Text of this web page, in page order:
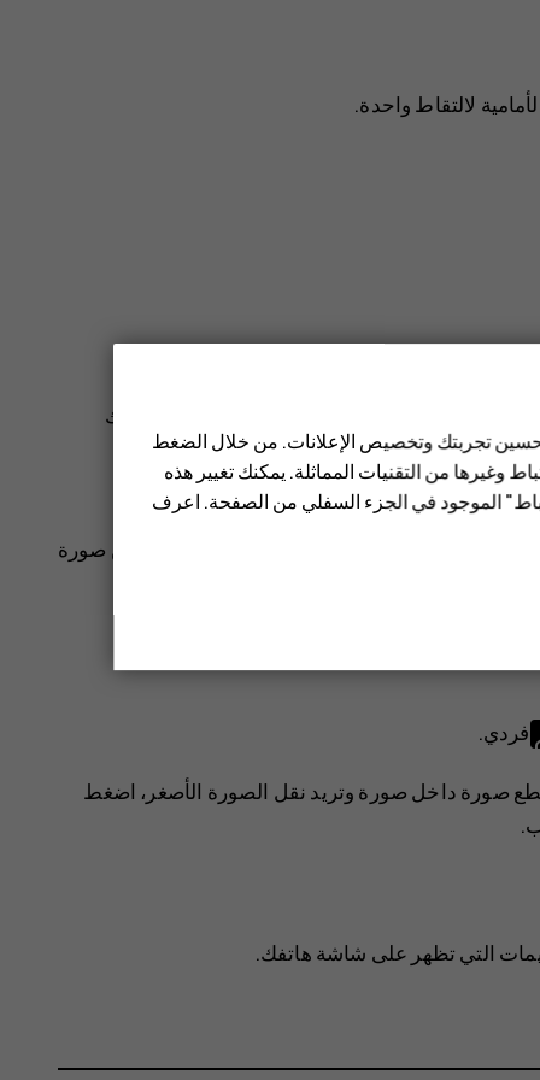
لالتقاط واحدة.
عرض منقسمة باستخدام كاميرا الهاتف. بإمكانك
أو انقر فوق
لالتقاط صورة بميزة تضمين صورة
فردي.
صورة داخل صورة وتريد نقل الصورة الأصغر، اضغط
التي تظهر على شاشة هاتفك.
تحسين تجربتك وتخصيص الإعلانات. من خلال الضغط
وغيرها من التقنيات المماثلة. يمكنك تغيير هذه
الموجود في الجزء السفلي من الصفحة. اعرف